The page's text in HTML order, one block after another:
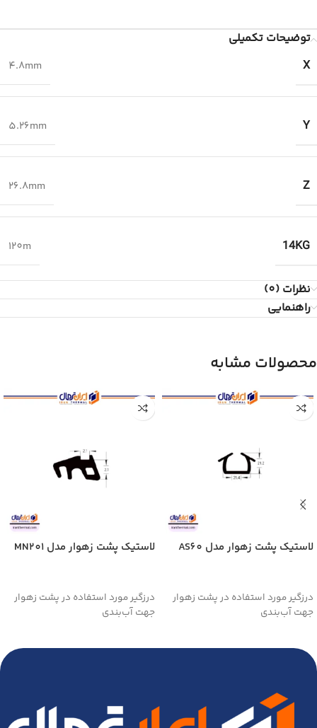
توضیحات تکمیلی
X
4.8mm
Y
5.26mm
Z
26.8mm
14KG
120m
نظرات (0)
راهنمایی
محصولات مشابه
لاستیک پشت زهوار مدل AS60
درزگیر مورد استفاده در پشت زهوار
جهت آب‌بندی
لاستیک پشت زهوار مدل MN201
درزگیر مورد استفاده در پشت زهوار
جهت آب‌بندی